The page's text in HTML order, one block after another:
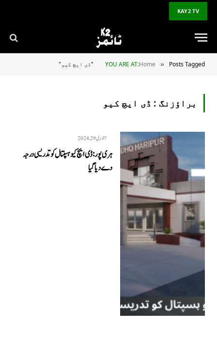
KAY2 TV
YOU ARE AT:Home » Posts Tagged "ڈی ایچ کیو"
براؤزنگ : ڈی ایچ کیو
جنوری 29, 2024
ہری پور: ڈی ایچ کیو ہسپتال کو تدریسی درجہ
دے دیا گیا